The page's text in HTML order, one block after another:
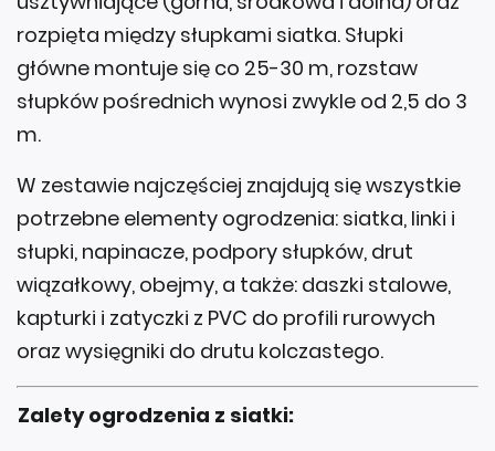
rozpięta między słupkami siatka. Słupki
główne montuje się co 25-30 m, rozstaw
słupków pośrednich wynosi zwykle od 2,5 do 3
m.
W zestawie najczęściej znajdują się wszystkie
potrzebne elementy ogrodzenia: siatka, linki i
słupki, napinacze, podpory słupków, drut
wiązałkowy, obejmy, a także: daszki stalowe,
kapturki i zatyczki z PVC do profili rurowych
oraz wysięgniki do drutu kolczastego.
Zalety ogrodzenia z siatki: